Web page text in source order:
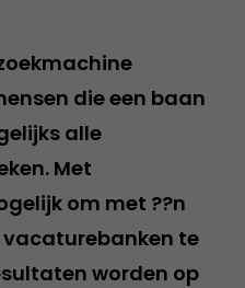
die een baan
alle
Met
om met ??n
te
worden op